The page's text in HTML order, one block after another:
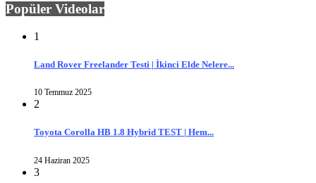
Popüler Videolar
1
Land Rover Freelander Testi | İkinci Elde Nelere...
10 Temmuz 2025
2
Toyota Corolla HB 1.8 Hybrid TEST | Hem...
24 Haziran 2025
3